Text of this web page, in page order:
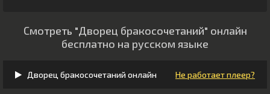
Смотреть "Дворец бракосочетаний" онлайн
бесплатно на русском языке
Дворец бракосочетаний онлайн Не работает плеер?